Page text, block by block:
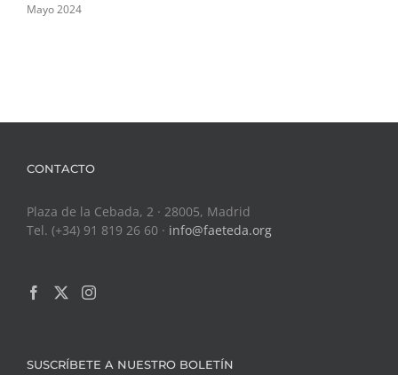
Mayo 2024
CONTACTO
Plaza de la Cebada, 2 · 28005, Madrid
Tel. (+34) 91 819 26 60 · info@faeteda.org
SUSCRÍBETE A NUESTRO BOLETÍN